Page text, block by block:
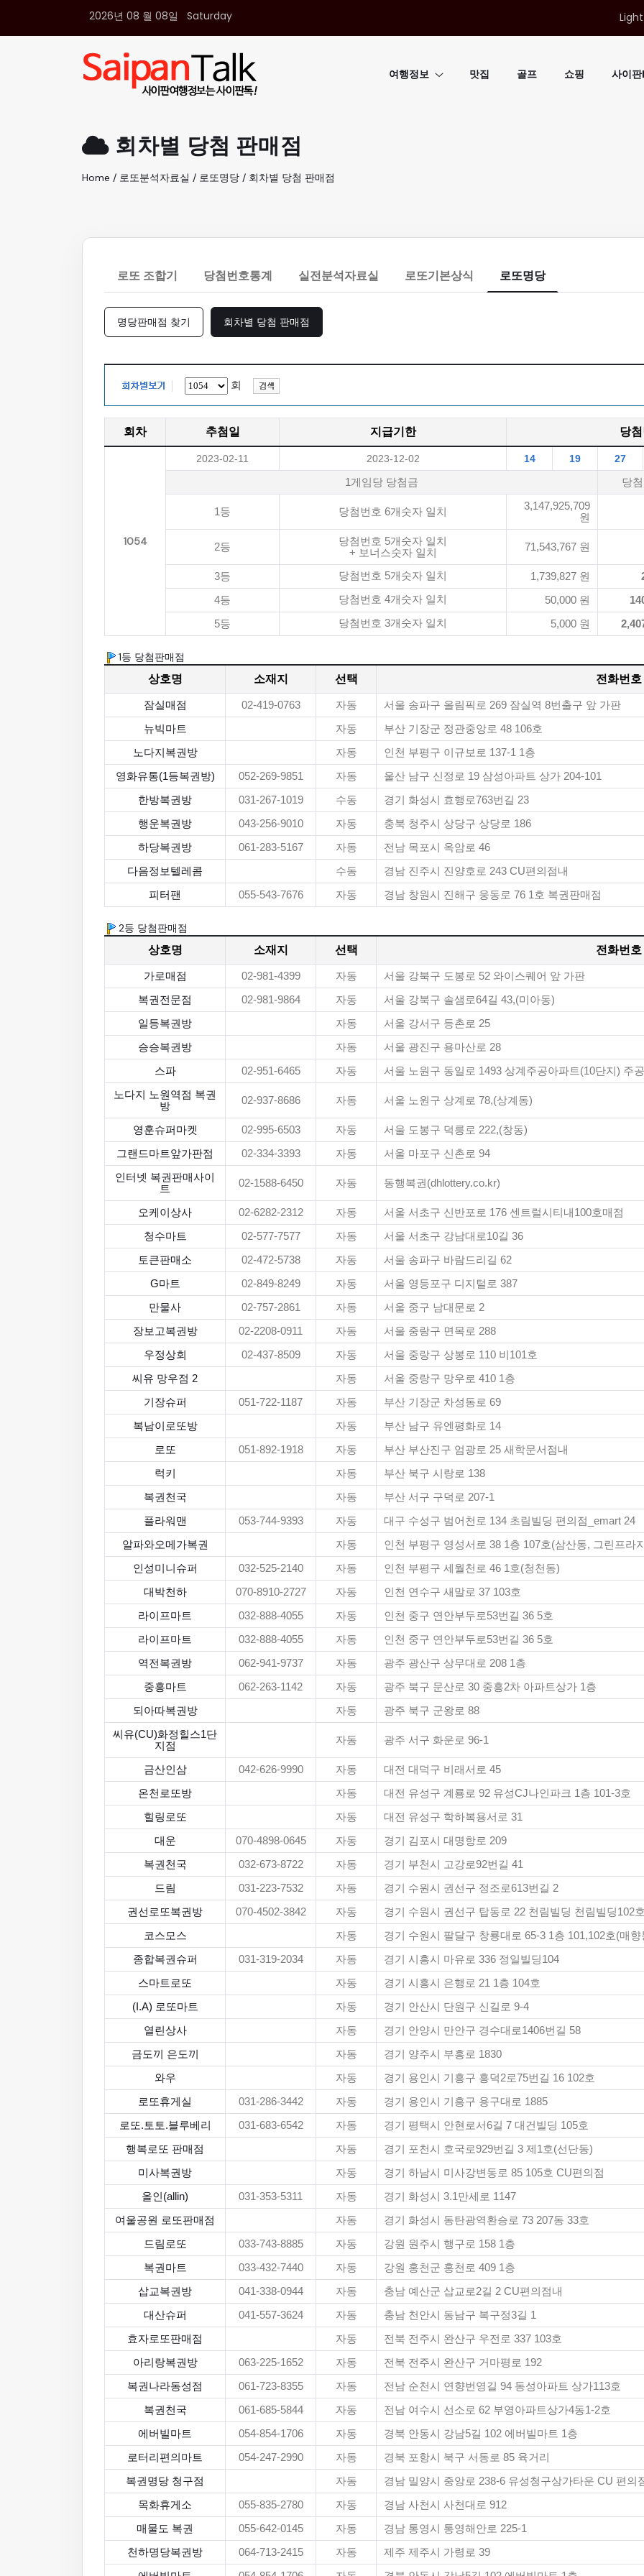
2026년 08 월 08일 Saturday
여행정보 맛집 골프 쇼핑 사이
회차별 당첨 판매점
Home / 로또분석자료실 / 로또명당 / 회차별 당첨 판매점
로또 조합기 당첨번호통계 실전분석자료실 로또기본상식 로또명당
명당판매점 찾기 회차별 당첨 판매점
회
회차 추첨일 지급기한 당
1054
2023-02-11 2023-12-02 14 19 27
1게임당 당첨금 당
1등 당첨번호 6개숫자 일치
3,147,925,709
원
2등
당첨번호 5개숫자 일치
+ 보너스숫자 일치
71,543,767 원
3등 당첨번호 5개숫자 일치 1,739,827 원
4등 당첨번호 4개숫자 일치 50,000 원
5등 당첨번호 3개숫자 일치 5,000 원
1등 당첨판매점
상호명 소재지 선택 전화번호
잠실매점 02-419-0763 자동 서울 송파구 올림픽로 269 잠실역 8번출구 앞 가판
뉴빅마트 자동 부산 기장군 정관중앙로 48 106호
노다지복권방 자동 인천 부평구 이규보로 137-1 1층
영화유통(1등복권방) 052-269-9851 자동 울산 남구 신정로 19 삼성아파트 상가 204-101
한방복권방 031-267-1019 수동 경기 화성시 효행로763번길 23
행운복권방 043-256-9010 자동 충북 청주시 상당구 상당로 186
하당복권방 061-283-5167 자동 전남 목포시 옥암로 46
다음정보텔레콤 수동 경남 진주시 진양호로 243 CU편의점내
피터팬 055-543-7676 자동 경남 창원시 진해구 웅동로 76 1호 복권판매점
2등 당첨판매점
상호명 소재지 선택 전화번호
가로매점 02-981-4399 자동 서울 강북구 도봉로 52 와이스퀘어 앞 가판
복권전문점 02-981-9864 자동 서울 강북구 솔샘로64길 43,(미아동)
일등복권방 자동 서울 강서구 등촌로 25
승승복권방 자동 서울 광진구 용마산로 28
스파 02-951-6465 자동 서울 노원구 동일로 1493 상계주공아파트(10단지) 주
노다지 노원역점 복권
방
02-937-8686 자동 서울 노원구 상계로 78,(상계동)
영훈슈퍼마켓 02-995-6503 자동 서울 도봉구 덕릉로 222,(창동)
그랜드마트앞가판점 02-334-3393 자동 서울 마포구 신촌로 94
인터넷 복권판매사이
트
02-1588-6450 자동 동행복권(dhlottery.co.kr)
오케이상사 02-6282-2312 자동 서울 서초구 신반포로 176 센트럴시티내100호매점
청수마트 02-577-7577 자동 서울 서초구 강남대로10길 36
토큰판매소 02-472-5738 자동 서울 송파구 바람드리길 62
G마트 02-849-8249 자동 서울 영등포구 디지털로 387
만물사 02-757-2861 자동 서울 중구 남대문로 2
장보고복권방 02-2208-0911 자동 서울 중랑구 면목로 288
우정상회 02-437-8509 자동 서울 중랑구 상봉로 110 비101호
씨유 망우점 2 자동 서울 중랑구 망우로 410 1층
기장슈퍼 051-722-1187 자동 부산 기장군 차성동로 69
복남이로또방 자동 부산 남구 유엔평화로 14
로또 051-892-1918 자동 부산 부산진구 엄광로 25 새학문서점내
럭키 자동 부산 북구 시랑로 138
복권천국 자동 부산 서구 구덕로 207-1
플라워맨 053-744-9393 자동 대구 수성구 범어천로 134 초림빌딩 편의점_emart 24
알파와오메가복권 자동 인천 부평구 영성서로 38 1층 107호(삼산동, 그린프라
인성미니슈퍼 032-525-2140 자동 인천 부평구 세월천로 46 1호(청천동)
대박천하 070-8910-2727 자동 인천 연수구 새말로 37 103호
라이프마트 032-888-4055 자동 인천 중구 연안부두로53번길 36 5호
라이프마트 032-888-4055 자동 인천 중구 연안부두로53번길 36 5호
역전복권방 062-941-9737 자동 광주 광산구 상무대로 208 1층
중흥마트 062-263-1142 자동 광주 북구 문산로 30 중흥2차 아파트상가 1층
되아따복권방 자동 광주 북구 군왕로 88
씨유(CU)화정힐스1단
지점
자동 광주 서구 화운로 96-1
금산인삼 042-626-9990 자동 대전 대덕구 비래서로 45
온천로또방 자동 대전 유성구 계룡로 92 유성CJ나인파크 1층 101-3호
힐링로또 자동 대전 유성구 학하복용서로 31
대운 070-4898-0645 자동 경기 김포시 대명항로 209
복권천국 032-673-8722 자동 경기 부천시 고강로92번길 41
드림 031-223-7532 자동 경기 수원시 권선구 정조로613번길 2
권선로또복권방 070-4502-3842 자동 경기 수원시 권선구 탑동로 22 천림빌딩 천림빌딩102
코스모스 자동 경기 수원시 팔달구 창룡대로 65-3 1층 101,102호(매향
종합복권슈퍼 031-319-2034 자동 경기 시흥시 마유로 336 정일빌딩104
스마트로또 자동 경기 시흥시 은행로 21 1층 104호
(I.A) 로또마트 자동 경기 안산시 단원구 신길로 9-4
열린상사 자동 경기 안양시 만안구 경수대로1406번길 58
금도끼 은도끼 자동 경기 양주시 부흥로 1830
와우 자동 경기 용인시 기흥구 흥덕2로75번길 16 102호
로또휴게실 031-286-3442 자동 경기 용인시 기흥구 용구대로 1885
로또.토토.블루베리 031-683-6542 자동 경기 평택시 안현로서6길 7 대건빌딩 105호
행복로또 판매점 자동 경기 포천시 호국로929번길 3 제1호(선단동)
미사복권방 자동 경기 하남시 미사강변동로 85 105호 CU편의점
올인(allin) 031-353-5311 자동 경기 화성시 3.1만세로 1147
여울공원 로또판매점 자동 경기 화성시 동탄광역환승로 73 207동 33호
드림로또 033-743-8885 자동 강원 원주시 행구로 158 1층
복권마트 033-432-7440 자동 강원 홍천군 홍천로 409 1층
삽교복권방 041-338-0944 자동 충남 예산군 삽교로2길 2 CU편의점내
대산슈퍼 041-557-3624 자동 충남 천안시 동남구 복구정3길 1
효자로또판매점 자동 전북 전주시 완산구 우전로 337 103호
아리랑복권방 063-225-1652 자동 전북 전주시 완산구 거마평로 192
복권나라동성점 061-723-8355 자동 전남 순천시 연향번영길 94 동성아파트 상가113호
복권천국 061-685-5844 자동 전남 여수시 선소로 62 부영아파트상가4동1-2호
에버빌마트 054-854-1706 자동 경북 안동시 강남5길 102 에버빌마트 1층
로터리편의마트 054-247-2990 자동 경북 포항시 북구 서동로 85 육거리
복권명당 청구점 자동 경남 밀양시 중앙로 238-6 유성청구상가타운 CU 편의
목화휴게소 055-835-2780 자동 경남 사천시 사천대로 912
매물도 복권 055-642-0145 자동 경남 통영시 통영해안로 225-1
천하명당복권방 064-713-2415 자동 제주 제주시 가령로 39
여행정보
생활정보